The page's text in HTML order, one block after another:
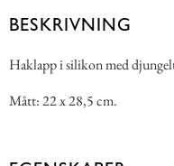
BESKRIVNING
Haklapp i silikon med
Mått: 22 x 28,5 cm.